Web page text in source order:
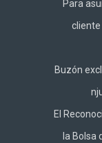
Para
cliente
Buzón
El
la Bolsa